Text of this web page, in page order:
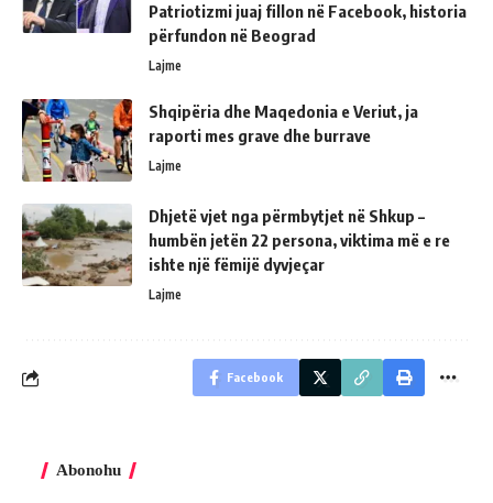
Patriotizmi juaj fillon në Facebook, historia
përfundon në Beograd
Lajme
Shqipëria dhe Maqedonia e Veriut, ja
raporti mes grave dhe burrave
Lajme
Dhjetë vjet nga përmbytjet në Shkup –
humbën jetën 22 persona, viktima më e re
ishte një fëmijë dyvjeçar
Lajme
Facebook
Abonohu